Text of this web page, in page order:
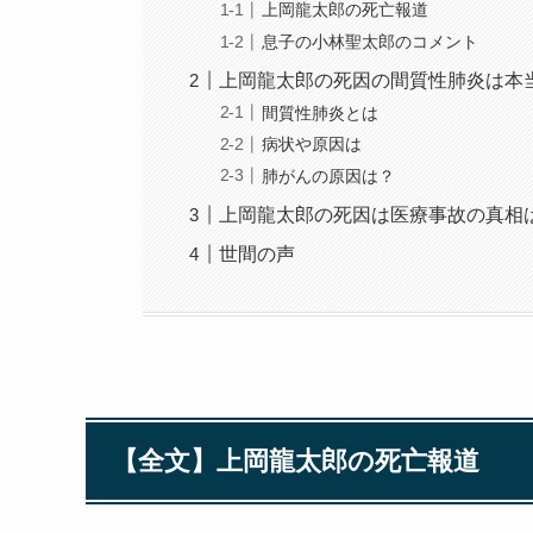
上岡龍太郎の死亡報道
息子の小林聖太郎のコメント
上岡龍太郎の死因の間質性肺炎は本
間質性肺炎とは
病状や原因は
肺がんの原因は？
上岡龍太郎の死因は医療事故の真相
世間の声
【全文】上岡龍太郎の死亡報道